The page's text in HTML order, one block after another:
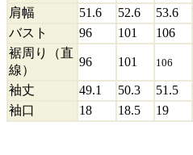
肩幅
51.6 52.6 53.6
バスト
96 101 106
裾周り（直
線）
96 101 106
袖丈 49.1 50.3 51.5
袖口
18 18.5 19